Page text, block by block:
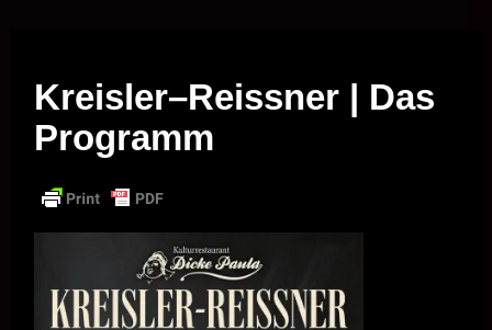
Kreisler–Reissner | Das
Programm